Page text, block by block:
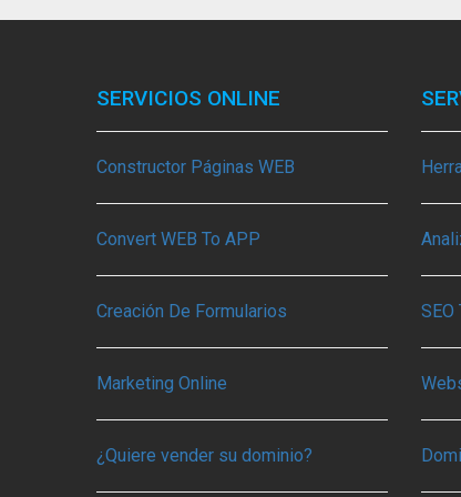
SERVICIOS ONLINE
Constructor Páginas WEB
Convert WEB To APP
Creación De Formularios
Marketing Online
¿Quiere vender su dominio?